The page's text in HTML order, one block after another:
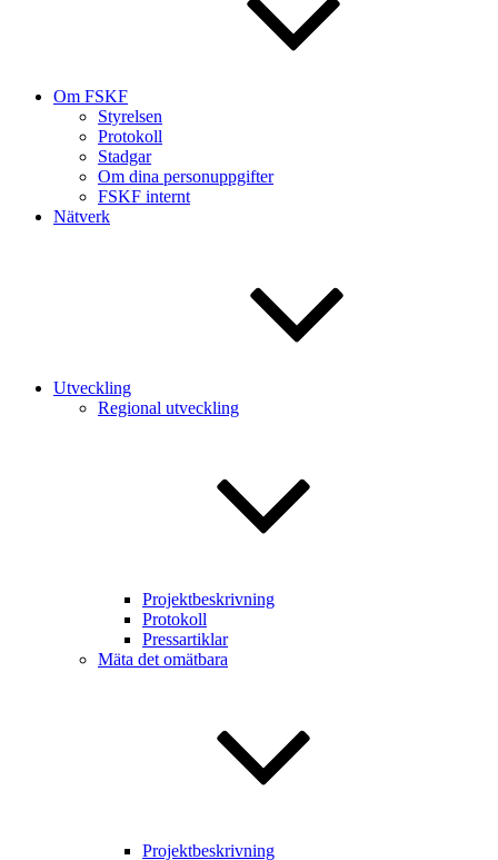
Om FSKF
Styrelsen
Protokoll
Stadgar
Om dina personuppgifter
FSKF internt
Nätverk
Utveckling
Regional utveckling
Projektbeskrivning
Protokoll
Pressartiklar
Mäta det omätbara
Projektbeskrivning